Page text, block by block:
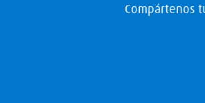
Compártenos